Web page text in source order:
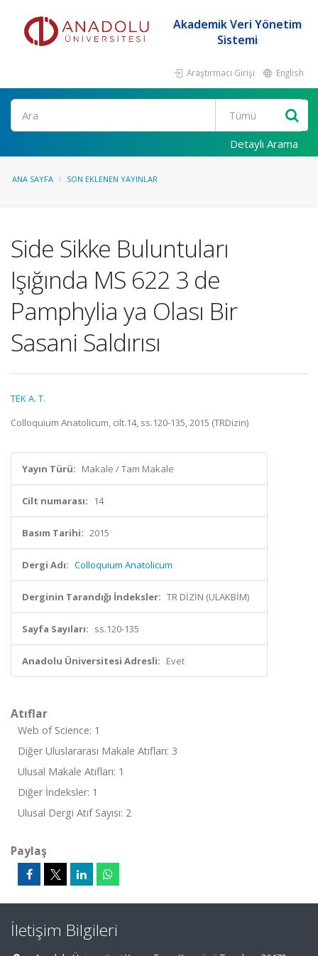
Akademik Veri Yönetim
Sistemi
Araştırmacı Girişi English
Ara
Detaylı Arama
ANA SAYFA SON EKLENEN YAYINLAR
Side Sikke Buluntuları
Işığında MS 622 3 de
Pamphylia ya Olası Bir
Sasani Saldırısı
TEK A. T.
Colloquium Anatolicum, cilt.14, ss.120-135, 2015 (TRDizin)
Yayın Türü: Makale / Tam Makale
Cilt numarası: 14
Basım Tarihi: 2015
Dergi Adı: Colloquium Anatolicum
Derginin Tarandığı İndeksler: TR DİZİN (ULAKBİM)
Sayfa Sayıları: ss.120-135
Anadolu Üniversitesi Adresli: Evet
Atıflar
Web of Science: 1
Diğer Uluslararası Makale Atıfları: 3
Ulusal Makale Atıfları: 1
Diğer İndeksler: 1
Ulusal Dergi Atıf Sayısı: 2
Paylaş
İletişim Bilgileri